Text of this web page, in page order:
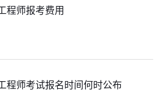
程师报考费用
程师考试报名时间何时公布